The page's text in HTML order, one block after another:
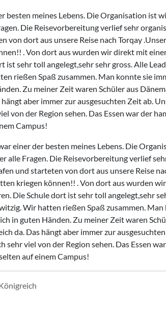
besten meines Lebens. Die Organisation ist
Die Reisevorbereitung verlief sehr
von dort aus unsere Reise nach Torqay
. Von dort aus wurden wir direkt mit
ist sehr toll angelegt,sehr sehr gross. Alle
rießen Spaß zusammen. Man konnte sie
Zu meiner Zeit waren Schüler aus
aber immer zur ausgesuchten Zeit ab.
der Region sehen. Das Essen war der
Campus!
einer der besten meines Lebens. Die
Fragen. Die Reisevorbereitung verlief
und starteten von dort aus unsere Reise
kriegen können!! . Von dort aus wurden
Die Schule dort ist sehr toll angelegt,sehr
Wir hatten rießen Spaß zusammen.
in guten Händen. Zu meiner Zeit waren
da. Das hängt aber immer zur
viel von der Region sehen. Das Essen
auf einem Campus!